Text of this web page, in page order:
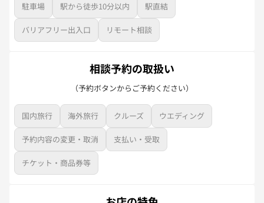
駐車場 駅から徒歩10分以内 駅直結
バリアフリー出入口 リモート相談
相談予約の取扱い
（予約ボタンからご予約ください）
国内旅行 海外旅行 クルーズ ウエディング
予約内容の変更・取消 支払い・受取
チケット・商品券等